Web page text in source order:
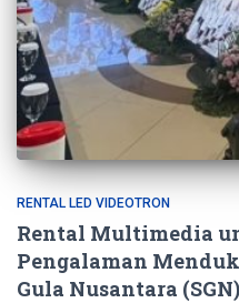
RENTAL LED VIDEOTRON
Rental Multimedia
Pengalaman
Gula Nusantara (SGN)